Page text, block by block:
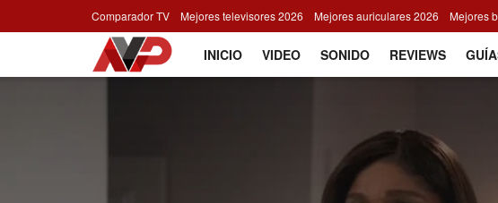
Comparador TV Mejores televisores 2026 Mejores auriculares 2026 Mejores
INICIO VIDEO SONIDO REVIEWS